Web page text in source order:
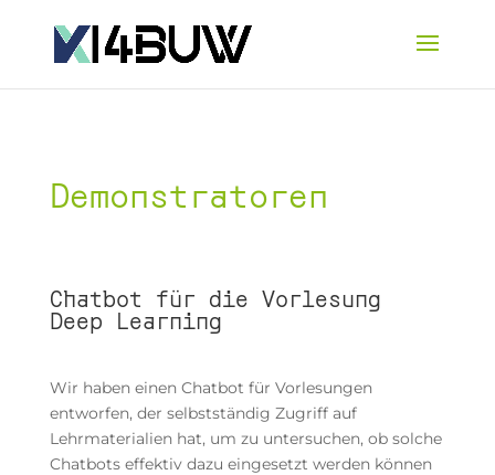
Demonstratoren
Chatbot für die Vorlesung
Deep Learning
Wir haben einen Chatbot für Vorlesungen
entworfen, der selbstständig Zugriff auf
Lehrmaterialien hat, um zu untersuchen, ob solche
Chatbots effektiv dazu eingesetzt werden können